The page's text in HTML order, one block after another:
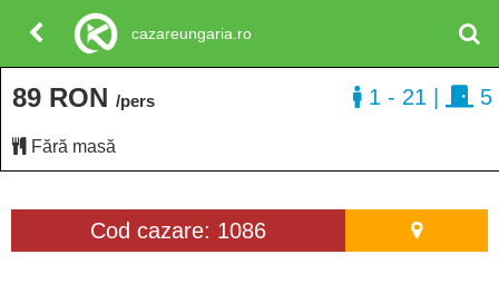
Cod cazare: 1086
89 RON /pers
Fără masă
1 - 21 5
cazareungaria.ro